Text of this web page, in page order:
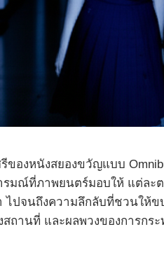
ของหนังสยองขวัญแบบ
รมณ์ที่ภาพยนตร์มอบให้ แต่ล
ปจนถึงความลึกลับที่ชวนให้
ถานที่ และผลพวงของการกระ